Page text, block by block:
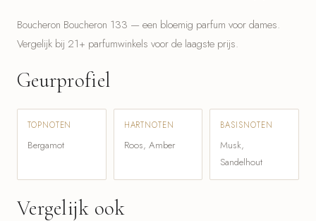
Boucheron Boucheron 133 — een bloemig parfum voor dames.
Vergelijk bij 21+ parfumwinkels voor de laagste prijs.
Geurprofiel
TOPNOTEN
Bergamot
HARTNOTEN
Roos, Amber
BASISNOTEN
Musk,
Sandelhout
Vergelijk ook